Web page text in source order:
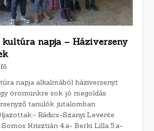
napja – Háziverseny
napja alkalmából háziversenyt
örömünkre sok jó megoldás
tanulók jutalomban
Rádics-Szanyi Levente
Krisztián 4.a- Berki Lilla 5.a-